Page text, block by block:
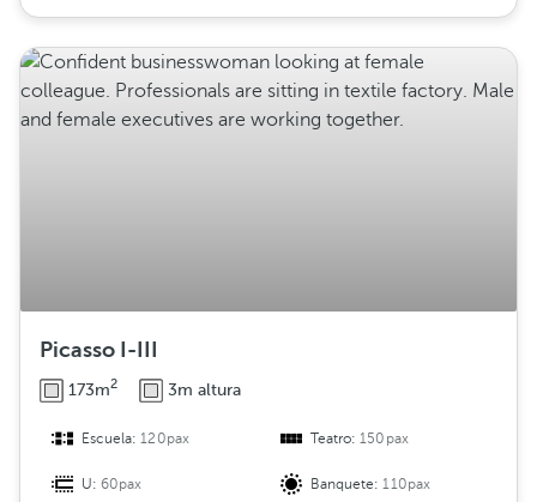
Picasso I-III
173m2 3m altura
Escuela:120pax Teatro:150pax
U:60pax Banquete:110pax